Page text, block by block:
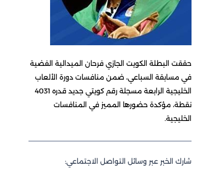
حققت البطلة الكويت الجازي فرحان الميدالية الفضية
في مسابقة السباعي، ضمن منافسات دورة الألعاب
الخليجية الرابعة مسجلة رقم كويتي جديد قدره 4031
نقطة، مؤكدة حضورها المميز في المنافسات
الخليجية.
شارك الخبر عبر وسائل التواصل الاجتماعي: